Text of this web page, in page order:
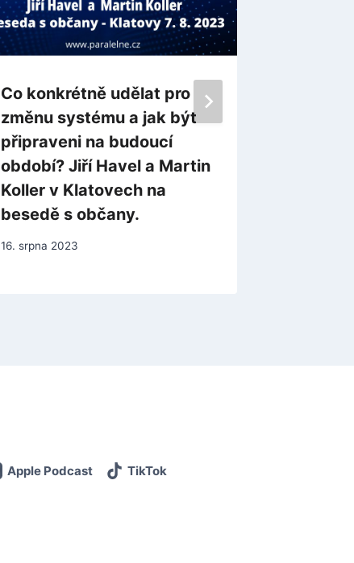
Co konkrétně udělat pro
změnu systému a jak být
připraveni na budoucí
období? Jiří Havel a Martin
Koller v Klatovech na
besedě s občany.
16. srpna 2023
Apple Podcast TikTok